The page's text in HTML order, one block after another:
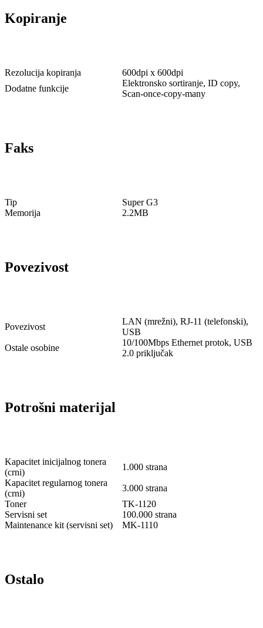
Kopiranje
Rezolucija kopiranja
600dpi x 600dpi
Dodatne funkcije
Elektronsko sortiranje, ID copy,
Scan-once-copy-many
Faks
Tip
Super G3
Memorija
2.2MB
Povezivost
Povezivost
LAN (mrežni), RJ-11 (telefonski),
USB
Ostale osobine
10/100Mbps Ethernet protok, USB
2.0 priključak
Potrošni materijal
Kapacitet inicijalnog tonera
(crni)
1.000 strana
Kapacitet regularnog tonera
(crni)
3.000 strana
Toner
TK-1120
Servisni set
100.000 strana
Maintenance kit (servisni set)
MK-1110
Ostalo